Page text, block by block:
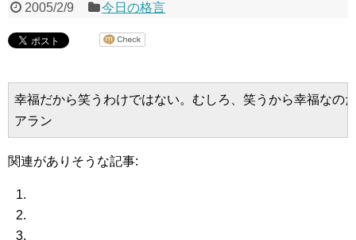
2005/2/9 今日の格言
幸福だから笑うわけではない。むしろ、笑うから幸福なの
関連がありそうな記事: